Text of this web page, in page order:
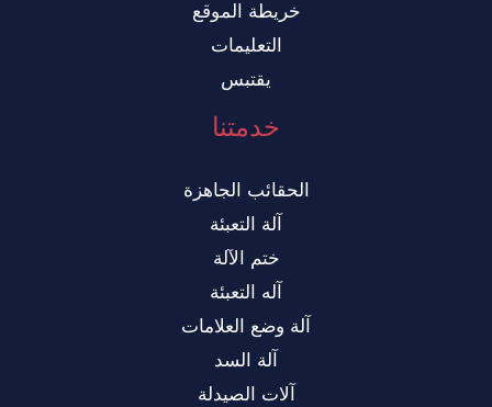
خريطة الموقع
التعليمات
يقتبس
خدمتنا
الحقائب الجاهزة
آلة التعبئة
ختم الآلة
آله التعبئة
آلة وضع العلامات
آلة السد
آلات الصيدلة